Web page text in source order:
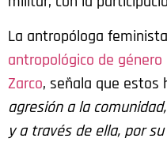
La antropóloga
antropológico de
Zarco, señala que estos
agresión a la
y a través de ella, por